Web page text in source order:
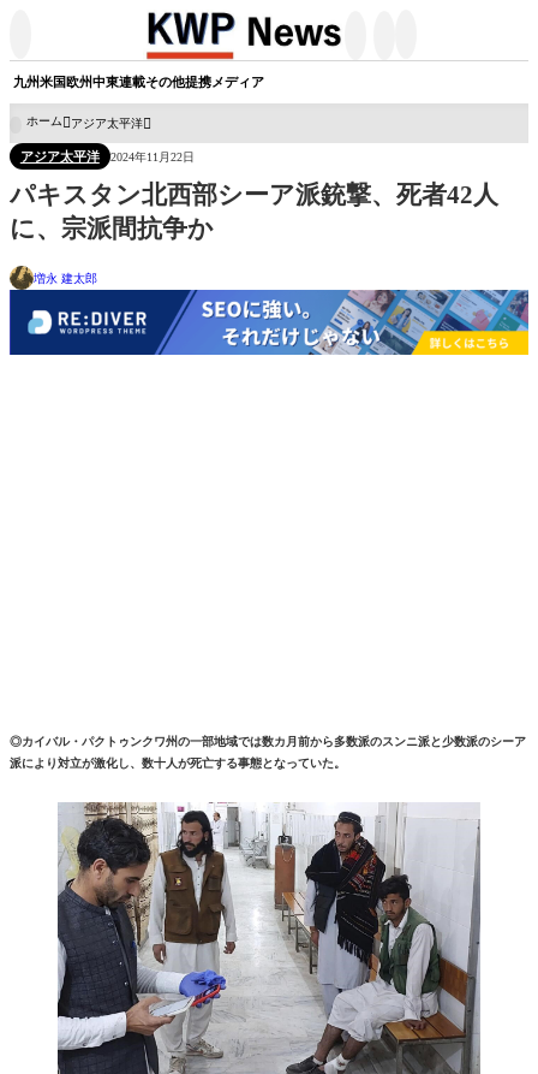
九州米国欧州中東連載その他提携メディア
ホーム アジア太平洋
アジア太平洋 2024年11月22日
パキスタン北西部シーア派銃撃、死者42人
に、宗派間抗争か
増永 建太郎
◎カイバル・パクトゥンクワ州の一部地域では数カ月前から多数派のスンニ派と少数派のシーア
派により対立が激化し、数十人が死亡する事態となっていた。